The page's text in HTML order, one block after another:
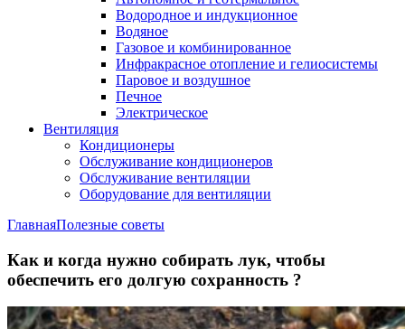
Водородное и индукционное
Водяное
Газовое и комбинированное
Инфракрасное отопление и гелиосистемы
Паровое и воздушное
Печное
Электрическое
Вентиляция
Кондиционеры
Обслуживание кондиционеров
Обслуживание вентиляции
Оборудование для вентиляции
ГлавнаяПолезные советы
Как и когда нужно собирать лук, чтобы
обеспечить его долгую сохранность ?